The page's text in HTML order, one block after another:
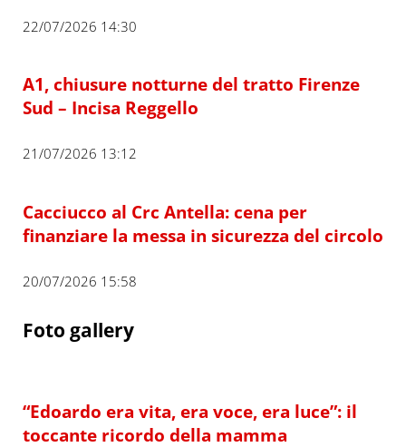
22/07/2026 14:30
A1, chiusure notturne del tratto Firenze
Sud – Incisa Reggello
21/07/2026 13:12
Cacciucco al Crc Antella: cena per
finanziare la messa in sicurezza del circolo
20/07/2026 15:58
Foto gallery
“Edoardo era vita, era voce, era luce”: il
toccante ricordo della mamma